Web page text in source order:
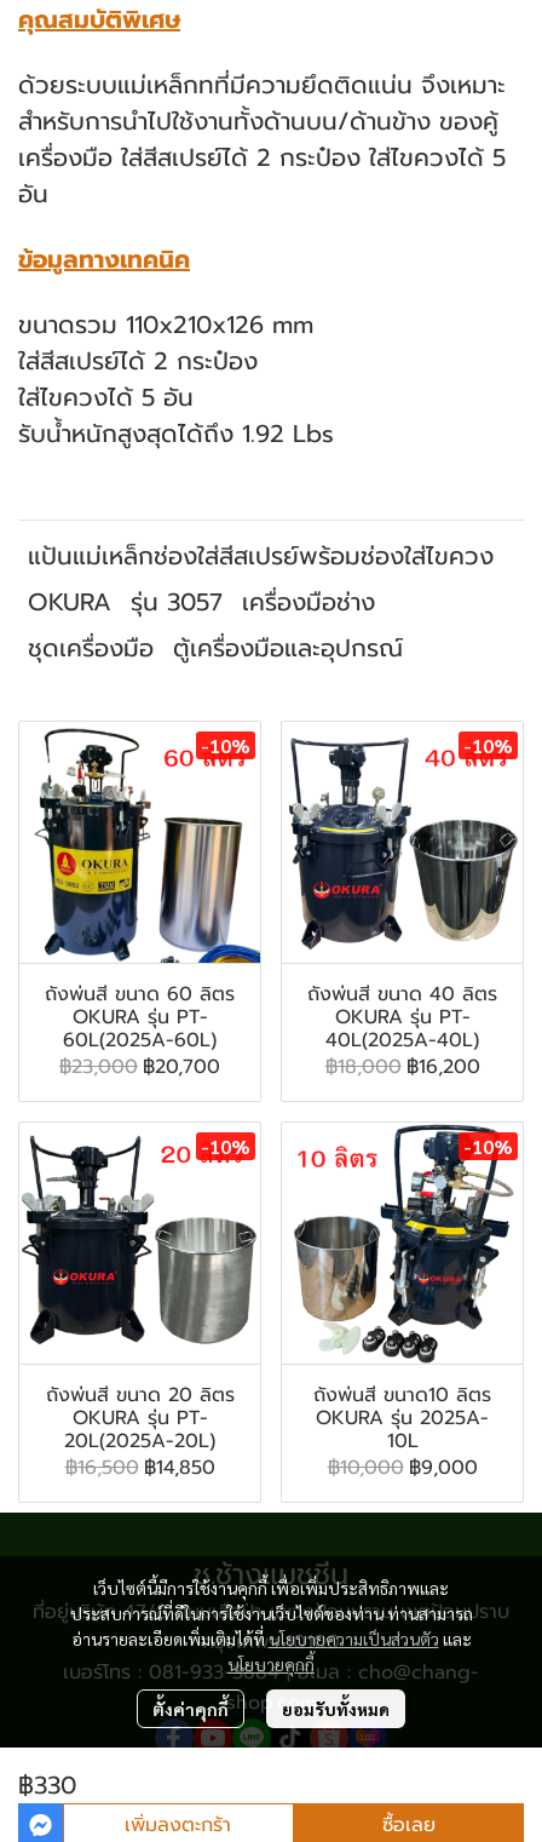
คุณสมบัติพิเศษ
ด้วยระบบแม่เหล็กทที่มีความยึดติดแน่น จึงเหมาะ
สำหรับการนําไปใช้งานทั้งด้านบน/ด้านข้าง ของคู้
เครื่องมือ ใส่สีสเปรย์ได้ 2 กระป๋อง ใส่ไขควงได้ 5
อัน
ข้อมูลทางเทคนิค
ขนาดรวม 110x210x126 mm
ใส่สีสเปรย์ได้ 2 กระป๋อง
ใส่ไขควงได้ 5 อัน
รับน้ำหนักสูงสุดได้ถึง 1.92 Lbs
แป้นแม่เหล็กช่องใส่สีสเปรย์พร้อมช่องใส่ไขควง
OKURA รุ่น 3057 เครื่องมือช่าง
ชุดเครื่องมือ ตู้เครื่องมือและอุปกรณ์
-10%
ถังพ่นสี ขนาด 60 ลิตร
OKURA รุ่น PT-
60L(2025A-60L)
฿23,000 ฿20,700
-10%
ถังพ่นสี ขนาด 40 ลิตร
OKURA รุ่น PT-
40L(2025A-40L)
฿18,000 ฿16,200
-10%
ถังพ่นสี ขนาด 20 ลิตร
OKURA รุ่น PT-
20L(2025A-20L)
฿16,500 ฿14,850
-10%
ถังพ่นสี ขนาด10 ลิตร
OKURA รุ่น 2025A-
10L
฿10,000 ฿9,000
฿330
เพิ่มลงตะกร้า ซื้อเลย
เว็บไซต์นี้มีการใช้งานคุกกี้ เพื่อเพิ่มประสิทธิภาพและ
ประสบการณ์ที่ดีในการใช้งานเว็บไซต์ของท่าน ท่านสามารถ
อ่านรายละเอียดเพิ่มเติมได้ที่นโยบายความเป็นส่วนตัว และ
นโยบายคุกกี้
ตั้งค่าคุกกี้ ยอมรับทั้งหมด
ช.ช้างแมชชีน
ที่อยู่บริษัท 47/8 ถนนเสือป่า แขวงป้อมปราบ เขตป้อมปราบ
กรุงเทพฯ 10100
เบอร์โทร : 081-933-3884 | อีเมล : cho@chang-
shop.com
© Copyright 2024 All Rights Reserved.